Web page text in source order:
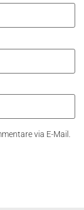
via E-Mail.